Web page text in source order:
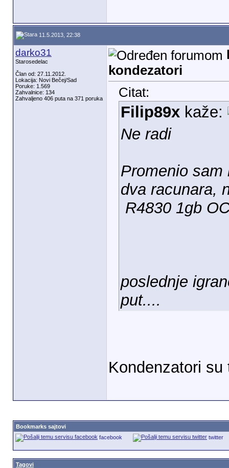
11.5.2013, 22:38
darko31
Starosedelac
Član od: 27.11.2012.
Lokacija: Novi Bečej/Sad
Poruke: 1.569
Zahvalnice: 134
Zahvaljeno 406 puta na 371 poruka
kondezatori
Citat:
Filip89xkaže:
Ne radi
Promenio sam
dva racunara,
R4830 1gb
poslednje
put....
Kondenzatori
Bookmarks sajtovi
facebook
twitter
Tagovi